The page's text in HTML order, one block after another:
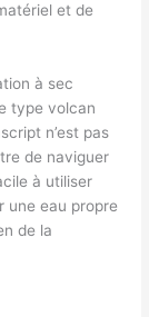
et de
à sec
type volcan
n’est pas
de naviguer
à utiliser
une eau propre
de la